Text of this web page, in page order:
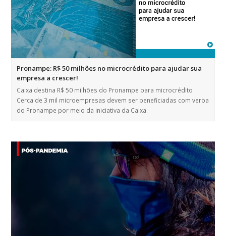
Pronampe: R$ 50 milhões no microcrédito para ajudar sua
empresa a crescer!
Caixa destina R$ 50 milhões do Pronampe para microcrédito
Cerca de 3 mil microempresas devem ser beneficiadas com verba
do Pronampe por meio da iniciativa da Caixa.